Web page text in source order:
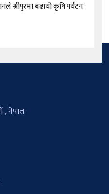
श्रीपुरमा बढायो कृषि पर्यटन
, नेपाल